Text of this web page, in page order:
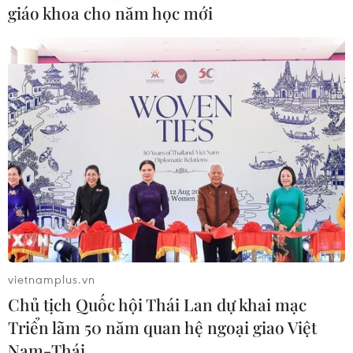
quyết 7 vấn đề để thúc đẩy phát triển du lịch
Quảng Ninh, định hướng phát triển tại 4 vùng
du lịch, đồng thời đã đề ra 8 nhóm giải pháp
thực hiện quy hoạch với 56 giải pháp, dự án
thành phần.
Quy hoạch chiến lược về hạ tầng giao thông
giáo khoa cho năm học mới
vietnamplus.vn
Chủ tịch Quốc hội Thái Lan dự khai mạc
Triển lãm 50 năm quan hệ ngoại giao Việt